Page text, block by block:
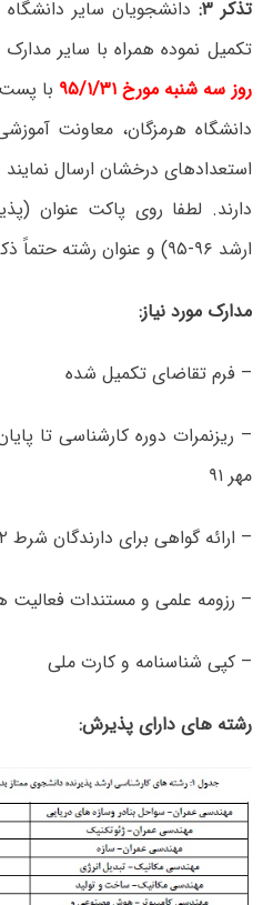
تذکر ۳:
دانشجویان سایر
تکمیل نموده همراه با سایر مدارک
روز سه شنبه مورخ ۹۵/۱/۳۱
با
دانشگاه هرمزگان، معاونت
استعدادهای درخشان ارسال
دارند. لطفا روی پاکت عنوان
ارشد ۹۶-۹۵) و عنوان رشته حتماً ذکر شود.
مدارک مورد نیاز:
– فرم تقاضای تکمیل شده
– ریزنمرات دوره کارشناسی تا
مهر ۹۱
– ارائه گواهی برای دارندگان شرط ۲ در صورت وجود
– رزومه علمی و مستندات
– کپی شناسنامه و کارت ملی
رشته های دارای پذیرش: